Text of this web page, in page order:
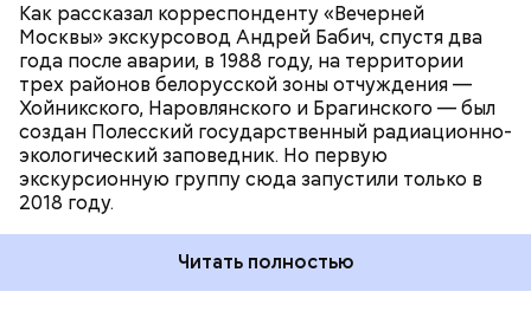
Как рассказал корреспонденту «Вечерней
Москвы» экскурсовод Андрей Бабич, спустя два
года после аварии, в 1988 году, на территории
трех районов белорусской зоны отчуждения —
Хойникского, Наровлянского и Брагинского — был
создан Полесский государственный радиационно-
экологический заповедник. Но первую
экскурсионную группу сюда запустили только в
2018 году.
Читать полностью
Каждый год — в зависимости от того, какие
события происходят в мире, — ученые,
нобелевские лауреаты и специалисты по ядерной
безопасности из экспертного совета «Бюллетеня
ученых-атомщиков» принимают решение о
перевода на полминуты вперед послужили как
ухудшающиеся отношения между ядерными